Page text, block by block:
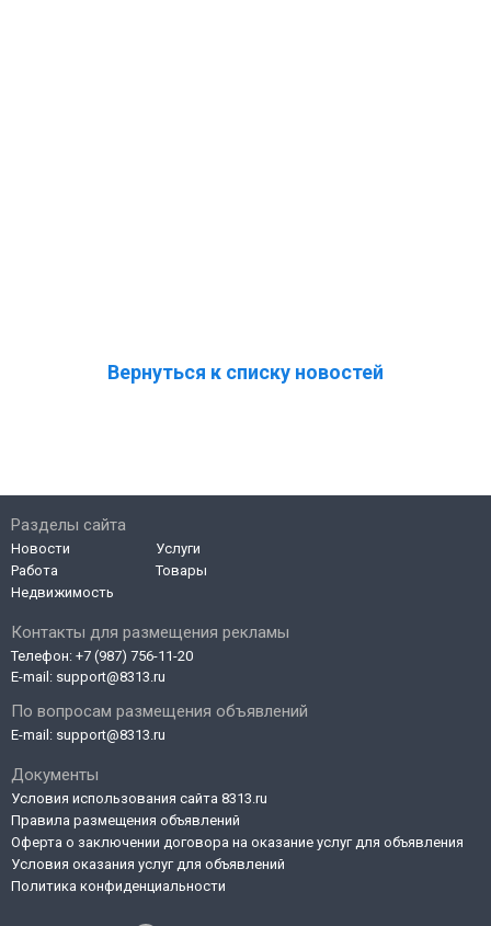
Вернуться к списку новостей
Контакты для размещения рекламы
Телефон: +7 (987) 756-11-20
E-mail: support@8313.ru
По вопросам размещения объявлений
E-mail: support@8313.ru
Документы
Условия использования сайта 8313.ru
Правила размещения объявлений
Оферта о заключении договора на оказание услуг для объявления
Условия оказания услуг для объявлений
Политика конфиденциальности
Разделы сайта
Новости
Работа
Недвижимость
Услуги
Товары